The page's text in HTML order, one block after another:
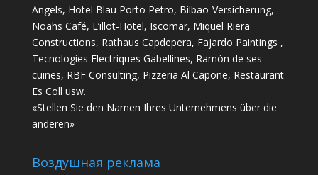
Angels, Hotel Blau Porto Petro, Bilbao-Versicherung,
Noahs Café, L’illot-Hotel, Iscomar, Miquel Riera
Constructions, Rathaus Capdepera, Fajardo Paintings ,
Tecnologies Electriques Gabellines, Ramón de ses
cuines, RBF Consulting, Pizzeria Al Capone, Restaurant
Es Coll usw.
«Stellen Sie den Namen Ihres Unternehmens über die
anderen»
Воздушная реклама